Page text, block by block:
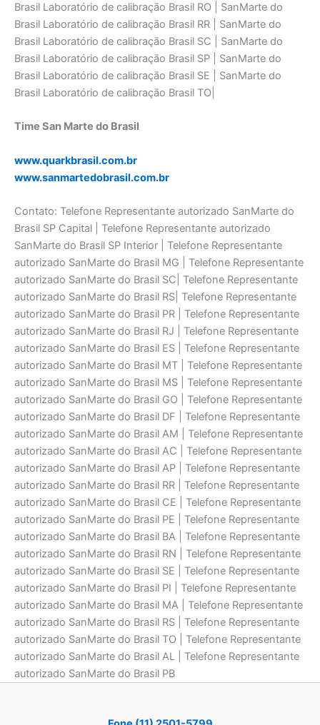
Time San Marte do Brasil
www.quarkbrasil.com.br
www.sanmartedobrasil.com.br
Contato: Telefone Representante autorizado SanMarte do
Brasil SP Capital | Telefone Representante autorizado
SanMarte do Brasil SP Interior | Telefone Representante
autorizado SanMarte do Brasil MG | Telefone Representante
autorizado SanMarte do Brasil SC| Telefone Representante
autorizado SanMarte do Brasil RS| Telefone Representante
autorizado SanMarte do Brasil PR | Telefone Representante
autorizado SanMarte do Brasil RJ | Telefone Representante
autorizado SanMarte do Brasil ES | Telefone Representante
autorizado SanMarte do Brasil MT | Telefone Representante
autorizado SanMarte do Brasil MS | Telefone Representante
autorizado SanMarte do Brasil GO | Telefone Representante
autorizado SanMarte do Brasil DF | Telefone Representante
autorizado SanMarte do Brasil AM | Telefone Representante
autorizado SanMarte do Brasil AC | Telefone Representante
autorizado SanMarte do Brasil AP | Telefone Representante
autorizado SanMarte do Brasil RR | Telefone Representante
autorizado SanMarte do Brasil CE | Telefone Representante
autorizado SanMarte do Brasil PE | Telefone Representante
autorizado SanMarte do Brasil BA | Telefone Representante
autorizado SanMarte do Brasil RN | Telefone Representante
autorizado SanMarte do Brasil SE | Telefone Representante
autorizado SanMarte do Brasil PI | Telefone Representante
autorizado SanMarte do Brasil MA | Telefone Representante
autorizado SanMarte do Brasil RS | Telefone Representante
autorizado SanMarte do Brasil TO | Telefone Representante
autorizado SanMarte do Brasil AL | Telefone Representante
autorizado SanMarte do Brasil PB